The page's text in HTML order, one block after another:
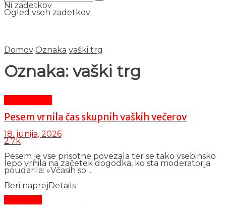
Ni zadetkov
Ogled vseh zadetkov
Domov Oznaka vaški trg
Oznaka: vaški trg
Pesem vrnila čas skupnih vaških večerov
18. junija, 2026
2.7k
Pesem je vse prisotne povezala ter se tako vsebinsko
lepo vrnila na začetek dogodka, ko sta moderatorja
poudarila: »Včasih so ...
Beri naprej Details